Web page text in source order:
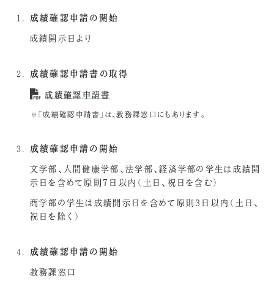
成績確認申請の開始
成績開示日より
成績確認申請書の取得
成績確認申請書
「成績確認申請書」は、教務課窓口にもあります。
成績確認申請の開始
文学部、人間健康学部、法学部、経済学部の学生は成績開
示日を含めて原則7日以内（土日、祝日を含む）
商学部の学生は成績開示日を含めて原則3日以内（土日、
祝日を除く）
成績確認申請の開始
教務課窓口